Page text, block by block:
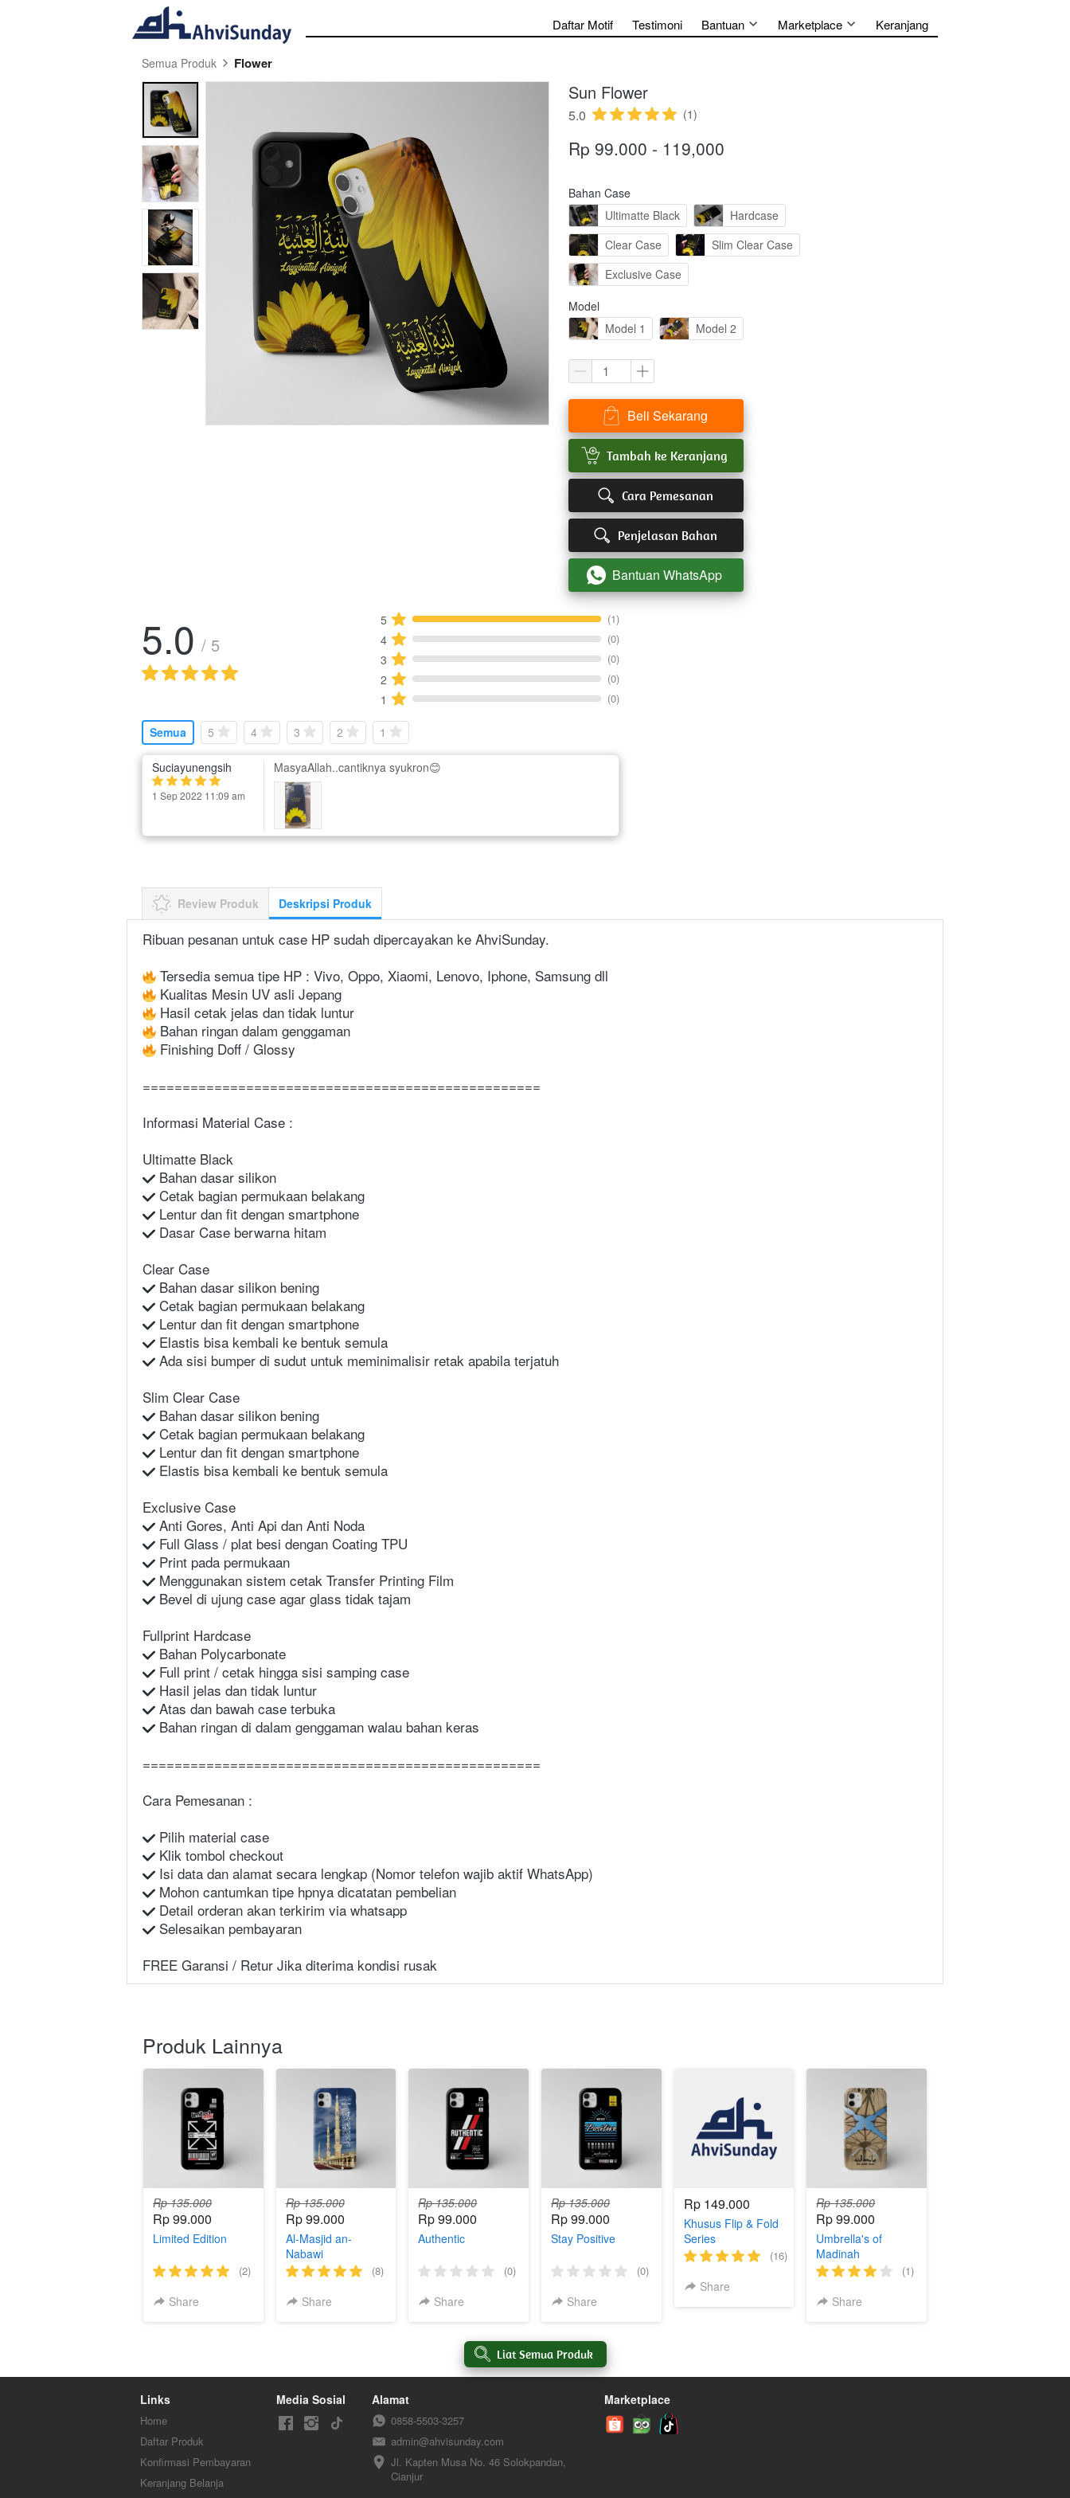
Daftar Motif Testimoni Bantuan Marketplace Keranjang
Semua Produk Flower
Sun Flower
5.0 (1)
Rp 99.000 - 119,000
Bahan Case
Ultimatte Black
Hardcase
Clear Case
Slim Clear Case
Exclusive Case
Model
Model 1
Model 2
` Beli Sekarang
` Tambah ke Keranjang
` Cara Pemesanan
` Penjelasan Bahan
` Bantuan WhatsApp
5.0 / 5
5 (1)
4 (0)
3 (0)
2 (0)
1 (0)
Semua 5 4 3 2 1
Suciayunengsih
1 Sep 2022 11:09 am
MasyaAllah..cantiknya syukron😊
Review Produk Deskripsi Produk
Ribuan pesanan untuk case HP sudah dipercayakan ke AhviSunday.
Tersedia semua tipe HP : Vivo, Oppo, Xiaomi, Lenovo, Iphone, Samsung dll
Kualitas Mesin UV asli Jepang
Hasil cetak jelas dan tidak luntur
Bahan ringan dalam genggaman
Finishing Doff / Glossy
==================================================
Informasi Material Case :
Ultimatte Black
Bahan dasar silikon
Cetak bagian permukaan belakang
Lentur dan fit dengan smartphone
Dasar Case berwarna hitam
Clear Case
Bahan dasar silikon bening
Cetak bagian permukaan belakang
Lentur dan fit dengan smartphone
Elastis bisa kembali ke bentuk semula
Ada sisi bumper di sudut untuk meminimalisir retak apabila terjatuh
Slim Clear Case
Bahan dasar silikon bening
Cetak bagian permukaan belakang
Lentur dan fit dengan smartphone
Elastis bisa kembali ke bentuk semula
Exclusive Case
Anti Gores, Anti Api dan Anti Noda
Full Glass / plat besi dengan Coating TPU
Print pada permukaan
Menggunakan sistem cetak Transfer Printing Film
Bevel di ujung case agar glass tidak tajam
Fullprint Hardcase
Bahan Polycarbonate
Full print / cetak hingga sisi samping case
Hasil jelas dan tidak luntur
Atas dan bawah case terbuka
Bahan ringan di dalam genggaman walau bahan keras
==================================================
Cara Pemesanan :
Pilih material case
Klik tombol checkout
Isi data dan alamat secara lengkap (Nomor telefon wajib aktif WhatsApp)
Mohon cantumkan tipe hpnya dicatatan pembelian
Detail orderan akan terkirim via whatsapp
Selesaikan pembayaran
FREE Garansi / Retur Jika diterima kondisi rusak
Produk Lainnya
Rp 135.000
Rp 99.000
Limited Edition
(2)
Share
Rp 135.000
Rp 99.000
Al-Masjid an-
Nabawi
(8)
Share
Rp 135.000
Rp 99.000
Authentic
(0)
Share
Rp 135.000
Rp 99.000
Stay Positive
(0)
Share
Rp 149.000
Khusus Flip & Fold
Series
(16)
Share
Rp 135.000
Rp 99.000
Umbrella's of
Madinah
(1)
Share
` Liat Semua Produk
Links
Home
Daftar Produk
Konfirmasi Pembayaran
Keranjang Belanja
Media Sosial Alamat
0858-5503-3257
admin@ahvisunday.com
Jl. Kapten Musa No. 46 Solokpandan,
Cianjur
Marketplace